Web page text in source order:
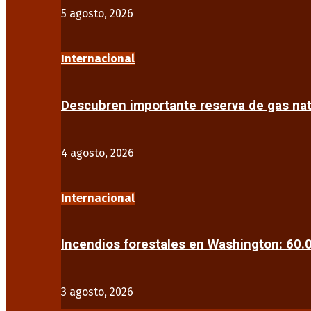
5 agosto, 2026
Internacional
Descubren importante reserva de gas
4 agosto, 2026
Internacional
Incendios forestales en Washington:
3 agosto, 2026